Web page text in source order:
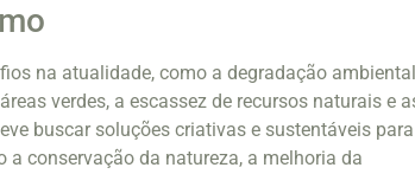
na atualidade, como a degradação
verdes, a escassez de recursos naturais e
buscar soluções criativas e sustentáveis para
a conservação da natureza, a melhoria da